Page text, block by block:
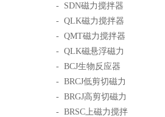
- SDN磁力搅拌器
- QLK磁力搅拌器
- QMT磁力搅拌器
- QLK磁悬浮磁力
- BCJ生物反应器
- BRCJ低剪切磁力
- BRGJ高剪切磁力
- BRSC上磁力搅拌